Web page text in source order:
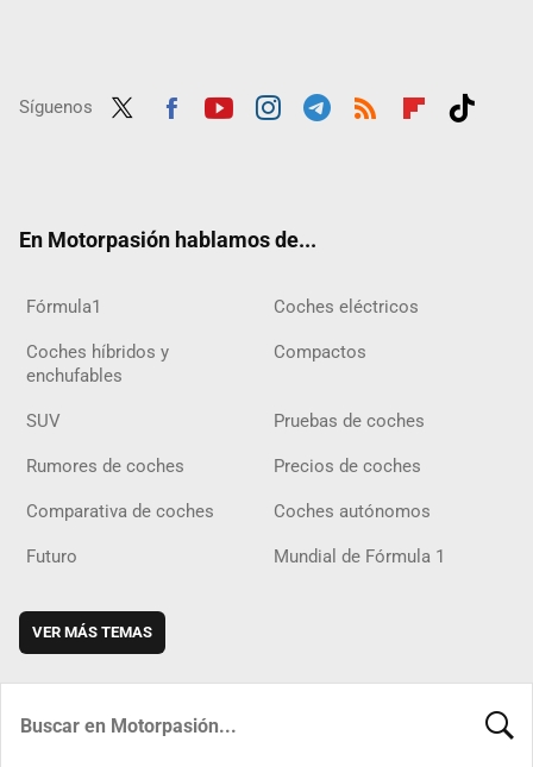
Síguenos
En Motorpasión hablamos de...
Fórmula1 Coches eléctricos
Coches híbridos y
enchufables
Compactos
SUV Pruebas de coches
Rumores de coches Precios de coches
Comparativa de coches Coches autónomos
Futuro Mundial de Fórmula 1
VER MÁS TEMAS